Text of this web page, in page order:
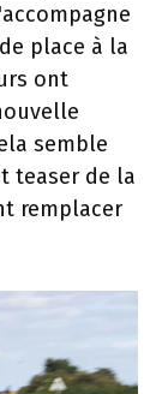
place à la
ont
semble
teaser de la
remplacer